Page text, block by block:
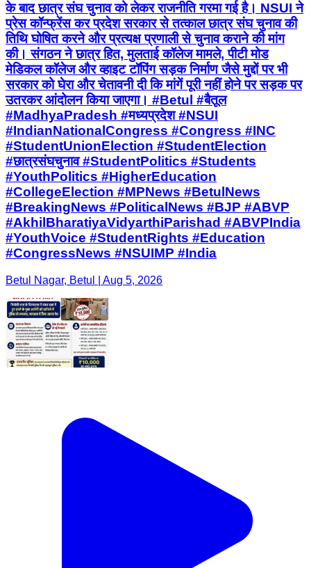
के बाद छात्र संघ चुनाव को लेकर राजनीति गरमा गई है। NSUI ने
प्रेस कॉन्फ्रेंस कर प्रदेश सरकार से तत्काल छात्र संघ चुनाव की
तिथि घोषित करने और प्रत्यक्ष प्रणाली से चुनाव कराने की मांग
की। संगठन ने छात्र हित, मुलताई कॉलेज मामले, पीटी मोड
मेडिकल कॉलेज और व्हाइट टॉपिंग सड़क निर्माण जैसे मुद्दों पर भी
सरकार को घेरा और चेतावनी दी कि मांगें पूरी नहीं होने पर सड़क पर
उतरकर आंदोलन किया जाएगा। #Betul #बैतूल
#MadhyaPradesh #मध्यप्रदेश #NSUI
#IndianNationalCongress #Congress #INC
#StudentUnionElection #StudentElection
#छात्रसंघचुनाव #StudentPolitics #Students
#YouthPolitics #HigherEducation
#CollegeElection #MPNews #BetulNews
#BreakingNews #PoliticalNews #BJP #ABVP
#AkhilBharatiyaVidyarthiParishad #ABVPIndia
#YouthVoice #StudentRights #Education
#CongressNews #NSUIMP #India
Betul Nagar, Betul | Aug 5, 2026